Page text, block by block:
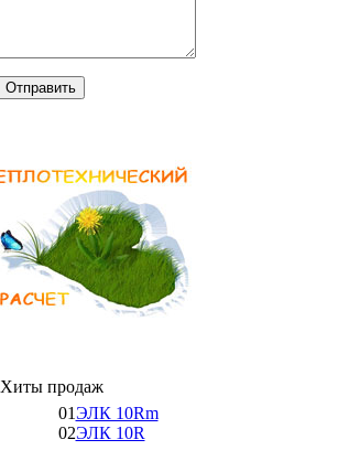
Отправить
Хиты продаж
01ЭЛК 10Rm
02ЭЛК 10R